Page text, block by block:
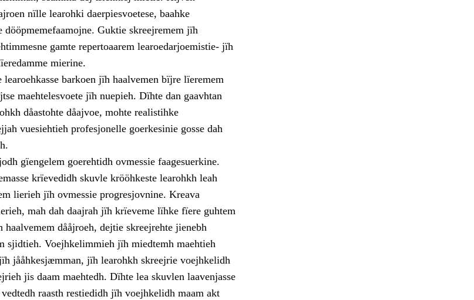
nïlle learohki daerpiesvoetese, baahke
Guktie skreejremem jïh
gamte repertoaarem learoedarjoemistie- jïh
mierine.
barkoen jïh haalvemen bïjre lïeremem
maehtelesvoete jïh nuepieh. Dïhte dan gaavhtan
dåastohte dåajvoe, mohte realistihke
vuesiehtieh profesjonelle goerkesinie gosse dah
gïengelem goerehtidh ovmessie faagesuerkine.
krïevedidh skuvle krööhkeste learohkh leah
lierieh jïh ovmessie progresjovnine. Kreava
mah dah daajrah jïh krïeveme lïhke fïere guhtem
haalvemem dååjroeh, dejtie skreejrehte jienebh
sjidtieh. Voejhkelimmieh jïh miedtemh maehtieh
jååhkesjæmman, jïh learohkh skreejrie voejhkelidh
jis daam maehtedh. Dïhte lea skuvlen laavenjasse
raasth restiedidh jïh voejhkelidh maam akt